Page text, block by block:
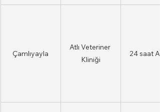
Çamlıyayla
Atlı Veteriner
Kliniği
24 saat